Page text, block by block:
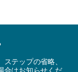
テップの省略、